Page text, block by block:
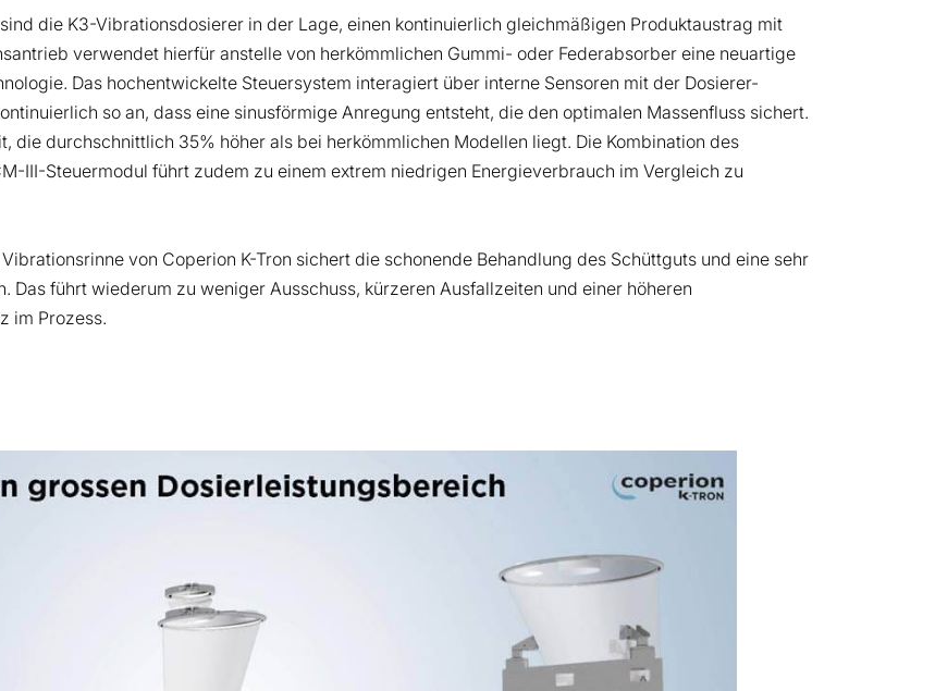
die K3-Vibrationsdosierer in der Lage, einen kontinuierlich gleichmäßigen Produktaustrag mit
verwendet hierfür anstelle von herkömmlichen Gummi- oder Federabsorber eine neuartige
Das hochentwickelte Steuersystem interagiert über interne Sensoren mit der Dosierer-
so an, dass eine sinusförmige Anregung entsteht, die den optimalen Massenfluss sichert.
die durchschnittlich 35% höher als bei herkömmlichen Modellen liegt. Die Kombination des
III-Steuermodul führt zudem zu einem extrem niedrigen Energieverbrauch im Vergleich zu
von Coperion K-Tron sichert die schonende Behandlung des Schüttguts und eine sehr
Das führt wiederum zu weniger Ausschuss, kürzeren Ausfallzeiten und einer höheren
im Prozess.